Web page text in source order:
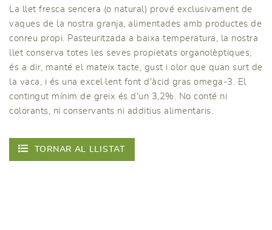
La llet fresca sencera (o natural) prové exclusivament de
vaques de la nostra granja, alimentades amb productes de
conreu propi. Pasteuritzada a baixa temperatura, la nostra
llet conserva totes les seves propietats organolèptiques,
és a dir, manté el mateix tacte, gust i olor que quan surt de
la vaca, i és una excel·lent font d'àcid gras omega-3. El
contingut mínim de greix és d'un 3,2%. No conté ni
colorants, ni conservants ni additius alimentaris.
TORNAR AL LLISTAT